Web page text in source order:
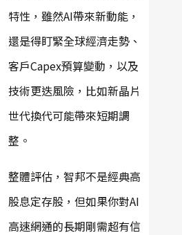
特性，雖然AI帶來新動能，
還是得盯緊全球經濟走勢、
客戶Capex預算變動，以及
技術更迭風險，比如新晶片
世代換代可能帶來短期調
整。
整體評估，智邦不是經典高
股息定存股，但如果你對AI
高速網通的長期剛需超有信